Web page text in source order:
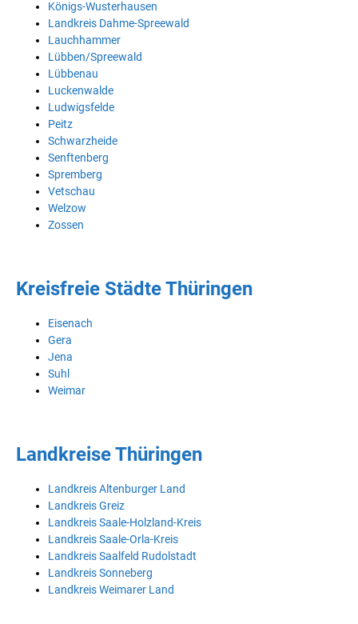
Königs-Wusterhausen
Landkreis Dahme-Spreewald
Lauchhammer
Lübben/Spreewald
Lübbenau
Luckenwalde
Ludwigsfelde
Peitz
Schwarzheide
Senftenberg
Spremberg
Vetschau
Welzow
Zossen
Kreisfreie Städte Thüringen
Eisenach
Gera
Jena
Suhl
Weimar
Landkreise Thüringen
Landkreis Altenburger Land
Landkreis Greiz
Landkreis Saale-Holzland-Kreis
Landkreis Saale-Orla-Kreis
Landkreis Saalfeld Rudolstadt
Landkreis Sonneberg
Landkreis Weimarer Land